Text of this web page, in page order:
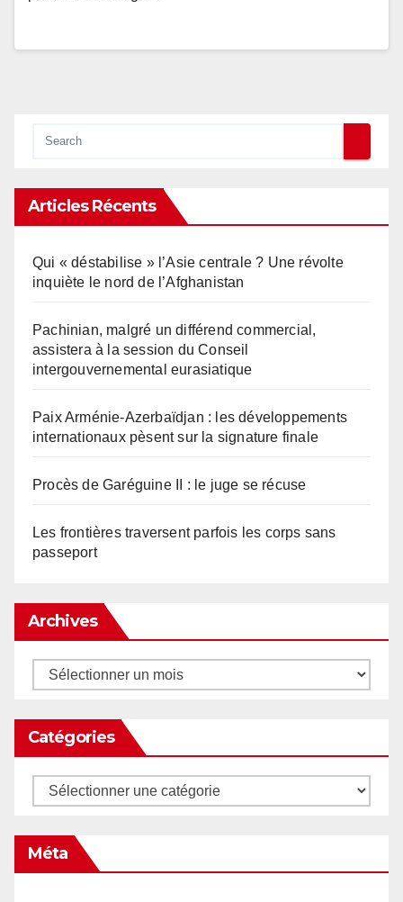
Articles Récents
Qui « déstabilise » l’Asie centrale ? Une révolte
inquiète le nord de l’Afghanistan
Pachinian, malgré un différend commercial,
assistera à la session du Conseil
intergouvernemental eurasiatique
Paix Arménie-Azerbaïdjan : les développements
internationaux pèsent sur la signature finale
Procès de Garéguine II : le juge se récuse
Les frontières traversent parfois les corps sans
passeport
Archives
Archives
Catégories
Catégories
Méta